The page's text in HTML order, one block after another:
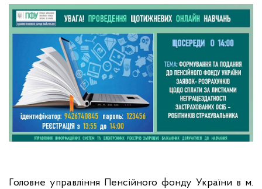
Головне управління Пенсійного фонду України в м.